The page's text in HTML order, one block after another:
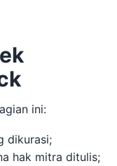
ini:
dikurasi;
hak mitra ditulis;